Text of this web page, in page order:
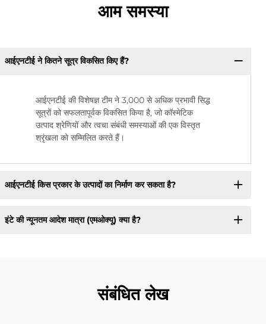
आम समस्या
आईएनटीई ने कितने सूत्र विकसित किए हैं?
आईएनटीई की विशेषज्ञ टीम ने 3,000 से अधिक प्रभावी सिद्ध
सूत्रों को सफलतापूर्वक विकसित किया है, जो कॉस्मेटिक
उत्पाद श्रेणियों और त्वचा संबंधी समस्याओं की एक विस्तृत
श्रृंखला को सम्मिलित करते हैं।
आईएनटीई किस प्रकार के उत्पादों का निर्माण कर सकता है?
इंटे की न्यूनतम आदेश मात्रा (एमओक्यू) क्या है?
संबंधित लेख